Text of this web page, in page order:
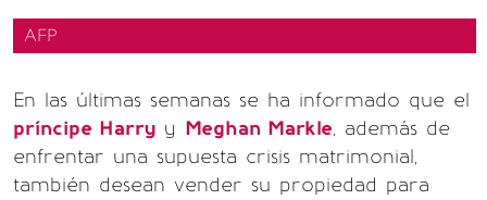
AFP
En las últimas semanas se ha informado que el
príncipe Harry y Meghan Markle, además de
enfrentar una supuesta crisis matrimonial,
también desean vender su propiedad para